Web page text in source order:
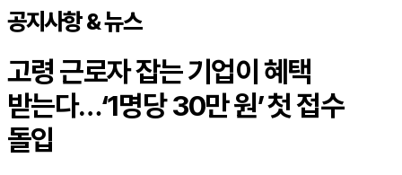
공지사항 & 뉴스
고령 근로자 잡는 기업이 혜택
받는다…‘1명당 30만 원’ 첫 접수
돌입